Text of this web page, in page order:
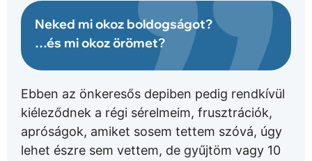
Neked mi okoz boldogságot?
…és mi okoz örömet?
Ebben az önkeresős depiben pedig rendkívül
kiéleződnek a régi sérelmeim, frusztrációk,
apróságok, amiket sosem tettem szóvá, úgy
lehet észre sem vettem, de gyűjtöm vagy 10